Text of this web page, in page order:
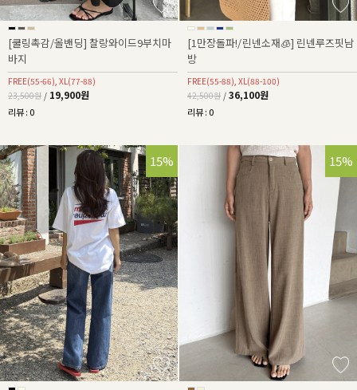
[쿨링촉감/올밴딩] 찰랑와이드9부치마
바지
FREE(55-66), XL(77-88)
23,500원 / 19,900원
리뷰 : 0
[1만장돌파!/린넨소재🧊] 린넨루즈핏남
방
FREE(55-88), XL(88-100)
42,500원 / 36,100원
리뷰 : 0
15% 15%